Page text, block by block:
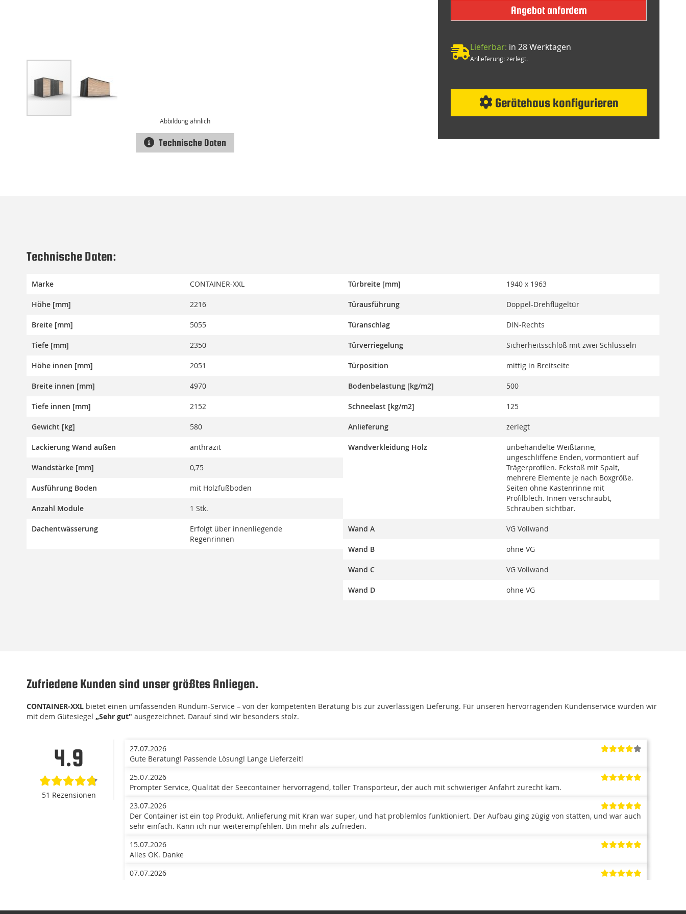
Angebot anfordern
Lieferbar: in 28 Werktagen
Anlieferung: zerlegt.
Gerätehaus konfigurieren
Abbildung ähnlich
Technische Daten
Technische Daten:
Marke CONTAINER-XXL
Höhe [mm] 2216
Breite [mm] 5055
Tiefe [mm] 2350
Höhe innen [mm] 2051
Breite innen [mm] 4970
Tiefe innen [mm] 2152
Gewicht [kg] 580
Lackierung Wand außen anthrazit
Wandstärke [mm] 0,75
Ausführung Boden mit Holzfußboden
Anzahl Module 1 Stk.
Dachentwässerung
Erfolgt über innenliegende
Regenrinnen
Türbreite [mm] 1940 x 1963
Türausführung Doppel-Drehflügeltür
Türanschlag DIN-Rechts
Türverriegelung Sicherheitsschloß mit zwei Schlüsseln
Türposition mittig in Breitseite
Bodenbelastung [kg/m2] 500
Schneelast [kg/m2] 125
Anlieferung zerlegt
Wandverkleidung Holz
unbehandelte Weißtanne,
ungeschliffene Enden, vormontiert auf
Trägerprofilen. Eckstoß mit Spalt,
mehrere Elemente je nach Boxgröße.
Seiten ohne Kastenrinne mit
Profilblech. Innen verschraubt,
Schrauben sichtbar.
Wand A VG Vollwand
Wand B ohne VG
Wand C VG Vollwand
Wand D ohne VG
Zufriedene Kunden sind unser größtes Anliegen.
CONTAINER-XXL bietet einen umfassenden Rundum-Service – von der kompetenten Beratung bis zur zuverlässigen Lieferung. Für unseren hervorragenden Kundenservice wurden wir
mit dem Gütesiegel „Sehr gut" ausgezeichnet. Darauf sind wir besonders stolz.
4.9
51 Rezensionen
27.07.2026
Gute Beratung! Passende Lösung! Lange Lieferzeit!
25.07.2026
Prompter Service, Qualität der Seecontainer hervorragend, toller Transporteur, der auch mit schwieriger Anfahrt zurecht kam.
23.07.2026
Der Container ist ein top Produkt. Anlieferung mit Kran war super, und hat problemlos funktioniert. Der Aufbau ging zügig von statten, und war auch
sehr einfach. Kann ich nur weiterempfehlen. Bin mehr als zufrieden.
15.07.2026
Alles OK. Danke
07.07.2026
24.06.2026